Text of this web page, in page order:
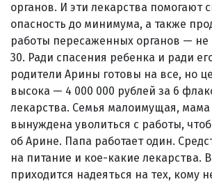
органов. И эти лекарства помогают
опасность до минимума, а также
работы пересаженных органов — не
30. Ради спасения ребенка и ради
родители Арины готовы на все, но
высока — 4 000 000 рублей за 6
лекарства. Семья малоимущая,
вынуждена уволиться с работы,
об Арине. Папа работает один.
на питание и кое-какие лекарства.
приходится надеяться на тех, кому